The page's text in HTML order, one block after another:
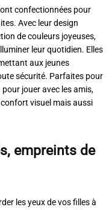
confectionnées pour
Avec leur design
de couleurs joyeuses,
leur quotidien. Elles
aux jeunes
sécurité. Parfaites pour
jouer avec les amis,
visuel mais aussi
empreints de
les yeux de vos filles à